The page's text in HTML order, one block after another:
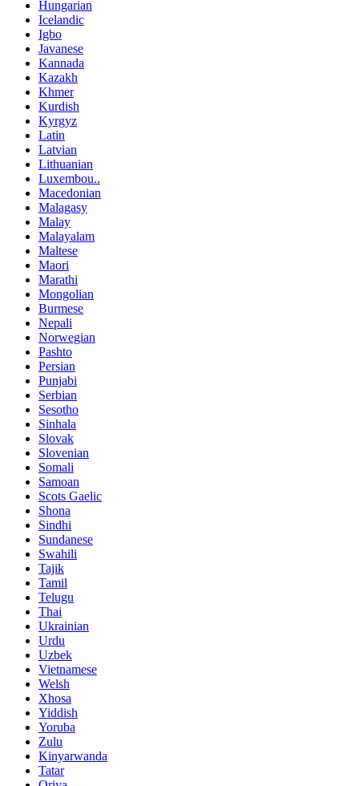
Hungarian
Icelandic
Igbo
Javanese
Kannada
Kazakh
Khmer
Kurdish
Kyrgyz
Latin
Latvian
Lithuanian
Luxembou..
Macedonian
Malagasy
Malay
Malayalam
Maltese
Maori
Marathi
Mongolian
Burmese
Nepali
Norwegian
Pashto
Persian
Punjabi
Serbian
Sesotho
Sinhala
Slovak
Slovenian
Somali
Samoan
Scots Gaelic
Shona
Sindhi
Sundanese
Swahili
Tajik
Tamil
Telugu
Thai
Ukrainian
Urdu
Uzbek
Vietnamese
Welsh
Xhosa
Yiddish
Yoruba
Zulu
Kinyarwanda
Tatar